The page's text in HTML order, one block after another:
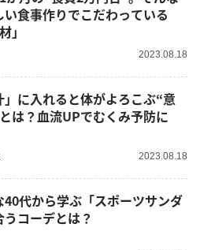
食事作りでこだわっている
」
2023.08.18
」に入れると体がよろこぶ“意
は？血流UPでむくみ予防に
2023.08.18
40代から学ぶ「スポーツサンダ
コーデとは？